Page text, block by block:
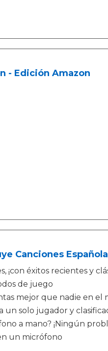
- Edición Amazon
Canciones
¡con éxitos recientes y
de juego
mejor que nadie en el
un solo jugador y
a mano? ¡Ningún
un micrófono